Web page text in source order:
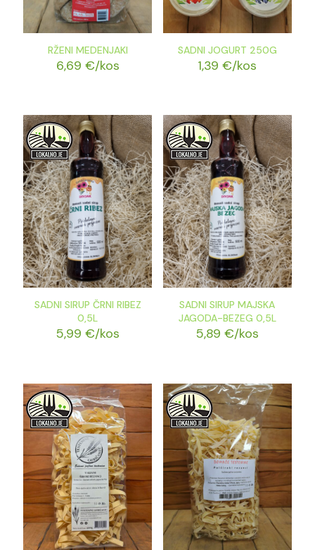
RŽENI MEDENJAKI
6,69 €/kos
SADNI JOGURT 250G
1,39€/kos
SADNI SIRUP ČRNI RIBEZ
0,5L
5,99 €/kos
SADNI SIRUP MAJSKA
JAGODA-BEZEG 0,5L
5,89 €/kos